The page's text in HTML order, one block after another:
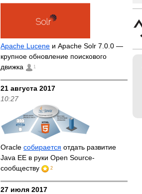
Apache Lucene и Apache Solr 7.0.0 —
крупное обновление поискового
движка
1
21 августа 2017
10:27
Oracleсобирается отдать развитие
Java EE в руки Open Source-
сообществу
2
27 июля 2017